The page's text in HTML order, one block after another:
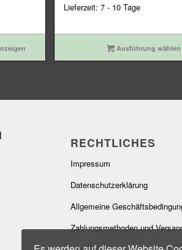
Lieferzeit: 7 - 10 Tage
Ausführung wählen
RECHTLICHES
Impressum
Datenschutzerklärung
Allgemeine
Zahlungsmethoden und